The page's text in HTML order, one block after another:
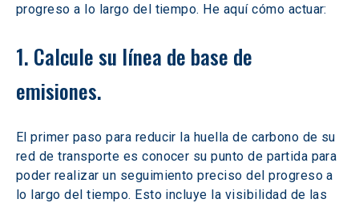
progreso a lo largo del tiempo. He aquí cómo actuar:
1. Calcule su línea de base de
emisiones.
El primer paso para reducir la huella de carbono de su
red de transporte es conocer su punto de partida para
poder realizar un seguimiento preciso del progreso a
lo largo del tiempo. Esto incluye la visibilidad de las